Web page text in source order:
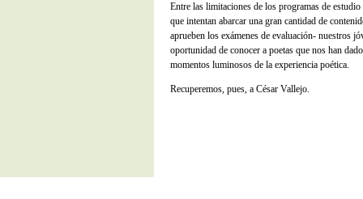
Entre las limitaciones de los programas de
que intentan abarcar una gran cantidad de
aprueben los exámenes de evaluación- nuestros
oportunidad de conocer a poetas que nos han
momentos luminosos de la experiencia poética.
Recuperemos, pues, a César Vallejo.